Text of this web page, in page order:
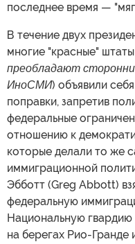
последнее время —
В течение двух
многие "красные"
преобладают
ИноСМИ) объявили
поправки, запретив
федеральные
отношению к
которые делали то же
иммиграционной
Эбботт (Greg Abbott)
федеральную
Национальную
на берегах Рио-Гранде